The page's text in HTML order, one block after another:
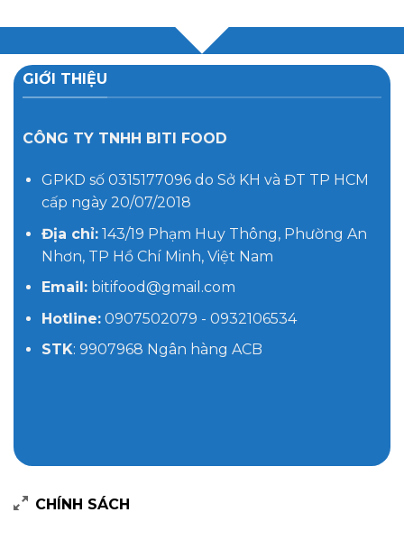
GIỚI THIỆU
CÔNG TY TNHH BITI FOOD
GPKD số 0315177096 do Sở KH và ĐT TP HCM
cấp ngày 20/07/2018
Địa chỉ:143/19 Phạm Huy Thông, Phường An
Nhơn, TP Hồ Chí Minh, Việt Nam
Email:bitifood@gmail.com
Hotline:0907502079 - 0932106534
STK: 9907968 Ngân hàng ACB
CHÍNH SÁCH